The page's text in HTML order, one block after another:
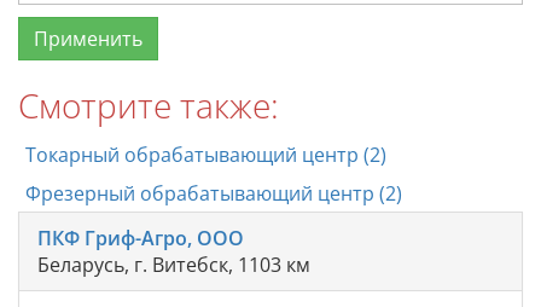
Смотрите также:
Токарный обрабатывающий центр (2)
Фрезерный обрабатывающий центр (2)
ПКФ Гриф-Агро, ООО
Беларусь, г. Витебск, 1103 км